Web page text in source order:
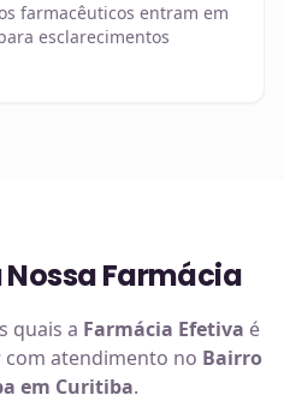
farmacêuticos entram em
esclarecimentos
Farmácia
quais a Farmácia Efetiva é
com atendimento no Bairro
em Curitiba.